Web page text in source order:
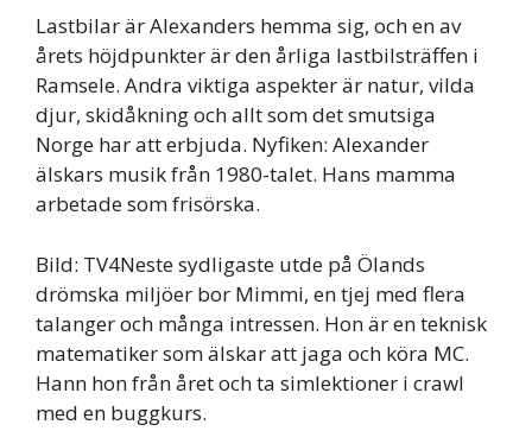
Lastbilar är Alexanders hemma sig, och en av
årets höjdpunkter är den årliga lastbilsträffen i
Ramsele. Andra viktiga aspekter är natur, vilda
djur, skidåkning och allt som det smutsiga
Norge har att erbjuda. Nyfiken: Alexander
älskars musik från 1980-talet. Hans mamma
arbetade som frisörska.
Bild: TV4Neste sydligaste utde på Ölands
drömska miljöer bor Mimmi, en tjej med flera
talanger och många intressen. Hon är en teknisk
matematiker som älskar att jaga och köra MC.
Hann hon från året och ta simlektioner i crawl
med en buggkurs.